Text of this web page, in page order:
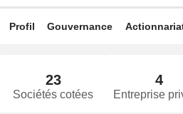
Profil Gouvernance
23
Sociétés cotées
4
Entreprise